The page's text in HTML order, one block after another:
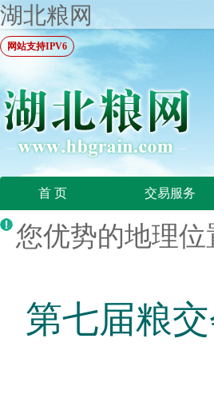
湖北粮网
网站支持IPV6
首 页 交易服务
您优势的地理位
第七届粮